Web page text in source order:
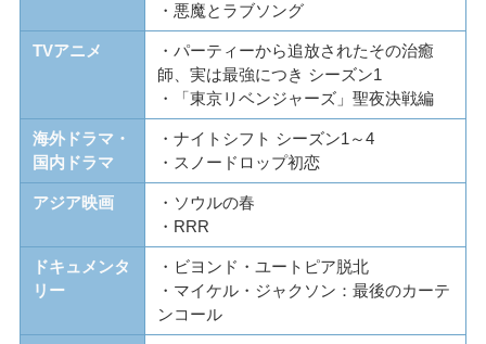
・悪魔とラブソング
TVアニメ
・パーティーから追放されたその治癒
師、実は最強につき シーズン1
・「東京リベンジャーズ」聖夜決戦編
海外ドラマ・
国内ドラマ
・ナイトシフト シーズン1～4
・スノードロップ初恋
アジア映画
・ソウルの春
・RRR
ドキュメンタ
リー
・ビヨンド・ユートピア脱北
・マイケル・ジャクソン：最後のカーテ
ンコール